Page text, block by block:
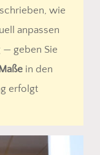
wie
anpassen
— geben Sie
in den
erfolgt